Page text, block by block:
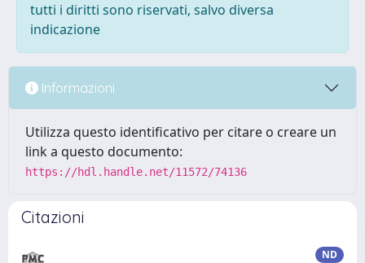
tutti i diritti sono riservati, salvo diversa
indicazione
Informazioni
Utilizza questo identificativo per citare o creare un
link a questo documento:
https://hdl.handle.net/11572/74136
Citazioni
ND